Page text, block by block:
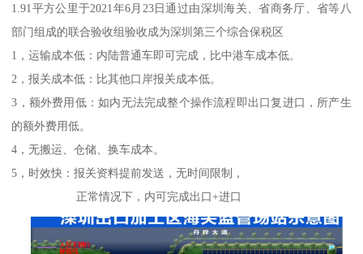
1.91平方公里于2021年6月23日通过由深圳海关、省商务厅、省等八
部门组成的联合验收组验收成为深圳第三个综合保税区
1，运输成本低：内陆普通车即可完成，比中港车成本低。
2，报关成本低：比其他口岸报关成本低。
3，额外费用低：如内无法完成整个操作流程即出口复进口，所产生
的额外费用低。
4，无搬运、仓储、换车成本。
5，时效快：报关资料提前发送，无时间限制，
正常情况下，内可完成出口+进口